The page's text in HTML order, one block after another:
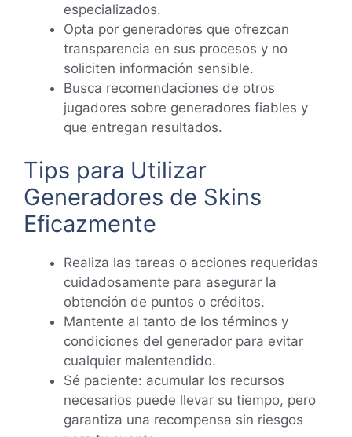
especializados.
Opta por generadores que ofrezcan
transparencia en sus procesos y no
soliciten información sensible.
Busca recomendaciones de otros
jugadores sobre generadores fiables y
que entregan resultados.
Tips para Utilizar
Generadores de Skins
Eficazmente
Realiza las tareas o acciones requeridas
cuidadosamente para asegurar la
obtención de puntos o créditos.
Mantente al tanto de los términos y
condiciones del generador para evitar
cualquier malentendido.
Sé paciente: acumular los recursos
necesarios puede llevar su tiempo, pero
garantiza una recompensa sin riesgos